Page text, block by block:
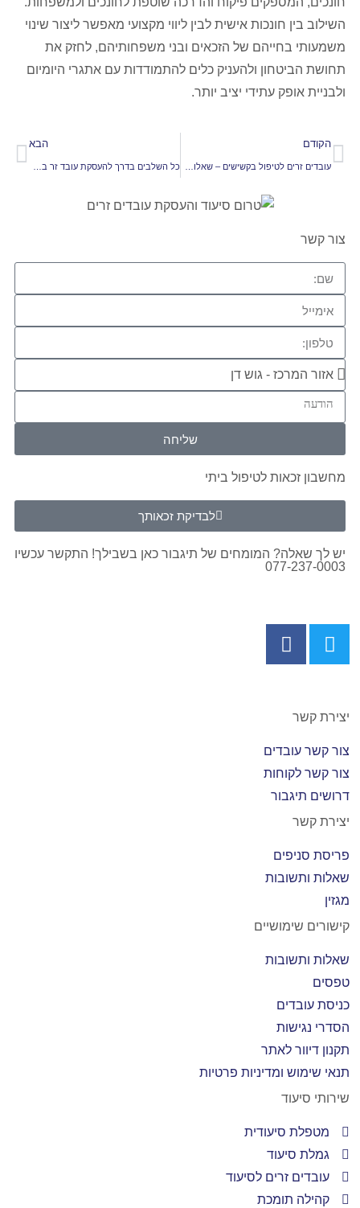
השילוב בין חונכות אישית לבין ליווי מקצועי מאפשר ליצור שינוי
משמעותי בחייהם של הזכאים ובני משפחותיהם, לחזק את
תחושת הביטחון ולהעניק כלים להתמודדות עם אתגרי היומיום
ולבניית אופק עתידי יציב יותר.
הקודם הבא
צור קשר
שליחה
מחשבון זכאות לטיפול ביתי
לבדיקת זכאותך
יש לך שאלה? המומחים של תיגבור כאן בשבילך! התקשר עכשיו
077-237-0003
יצירת קשר
צור קשר עובדים
צור קשר לקוחות
דרושים תיגבור
יצירת קשר
פריסת סניפים
שאלות ותשובות
מגזין
קישורים שימושיים
שאלות ותשובות
טפסים
כניסת עובדים
הסדרי נגישות
תקנון דיוור לאתר
תנאי שימוש ומדיניות פרטיות
שירותי סיעוד
מטפלת סיעודית
גמלת סיעוד
עובדים זרים לסיעוד
קהילה תומכת